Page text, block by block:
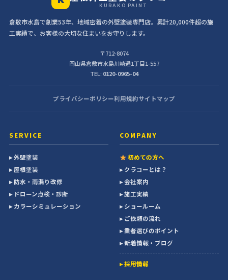
KURAKO PAINT
倉敷市水島で創業53年、地域密着の外壁塗装専門店。累計20,000件超の施
工実績で、お客様の大切な住まいをお守りします。
〒712-8074
岡山県倉敷市水島川崎通1丁目1-557
TEL: 0120-0965-04
プライバシーポリシー利用規約サイトマップ
SERVICE
▸ 外壁塗装
▸ 屋根塗装
▸ 防水・雨漏り改修
▸ ドローン点検・診断
▸ カラーシミュレーション
COMPANY
初めての方へ
▸ クラコーとは？
▸ 会社案内
▸ 施工実績
▸ ショールーム
▸ ご依頼の流れ
▸ 業者選びのポイント
▸ 新着情報・ブログ
▸ 採用情報